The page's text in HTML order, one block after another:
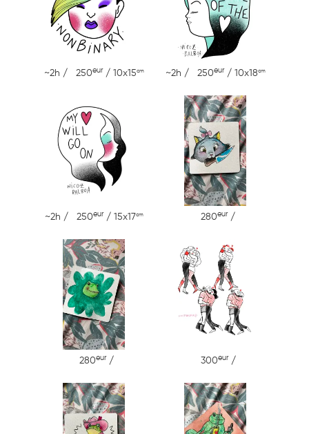
~2h / 250eur / 10x15cm ~2h / 250eur / 10x18cm
~2h / 250eur / 15x17cm 280eur /
280eur / 300eur /